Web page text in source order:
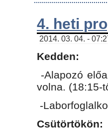
4. heti
2014. 03. 04. -
Kedden:
-Alapozó
volna. (18:15-
-
Csütörtökön: